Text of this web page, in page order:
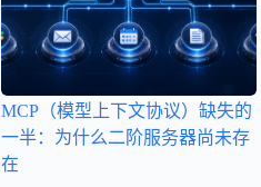
MCP（模型上下文协议）缺失的
一半：为什么二阶服务器尚未存
在